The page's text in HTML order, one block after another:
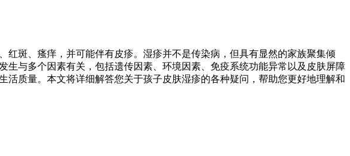
斑、瘙痒，并可能伴有皮疹。湿疹并不是传染病，但具有显然的家族聚集倾
与多个因素有关，包括遗传因素、环境因素、免疫系统功能异常以及皮肤屏障
质量。本文将详细解答您关于孩子皮肤湿疹的各种疑问，帮助您更好地理解和